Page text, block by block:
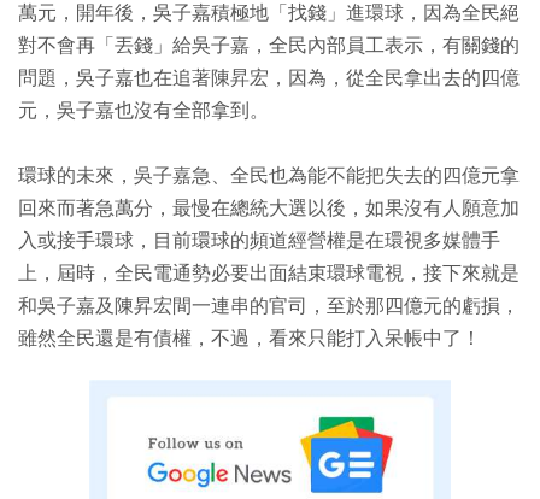
萬元，開年後，吳子嘉積極地「找錢」進環球，因為全民絕
對不會再「丟錢」給吳子嘉，全民內部員工表示，有關錢的
問題，吳子嘉也在追著陳昇宏，因為，從全民拿出去的四億
元，吳子嘉也沒有全部拿到。
環球的未來，吳子嘉急、全民也為能不能把失去的四億元拿
回來而著急萬分，最慢在總統大選以後，如果沒有人願意加
入或接手環球，目前環球的頻道經營權是在環視多媒體手
上，屆時，全民電通勢必要出面結束環球電視，接下來就是
和吳子嘉及陳昇宏間一連串的官司，至於那四億元的虧損，
雖然全民還是有債權，不過，看來只能打入呆帳中了！